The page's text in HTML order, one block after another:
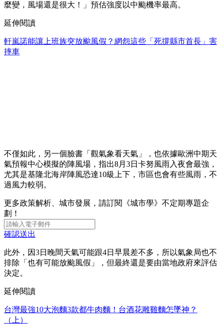
麼變，風場還是很大！」預估強度以中颱機率最高。
延伸閱讀
軒嵐諾能讓上班族突放颱風假？網怨這些「死撐縣市首長」害
摔車
不僅如此，另一個臉書「觀氣象看天氣」，也依據歐洲中期天
氣預報中心模擬的陣風場，指出8月3日卡努風雨入夜會最強，
尤其是基隆北海岸陣風恐達10級上下，市區也會有些風雨，不
過風力較弱。
更多政策解析、城市發展，請訂閱《城市學》不定期專題企
劃！
確認送出
此外，因3日晚間天氣可能跟4日早晨差不多，所以氣象局也不
排除「也有可能放颱風假」，但最終還是要由當地政府來評估
決定。
延伸閱讀
台灣最強10大泡麵3款都牛肉麵！台酒花雕雞麵怎墜神？
（上）